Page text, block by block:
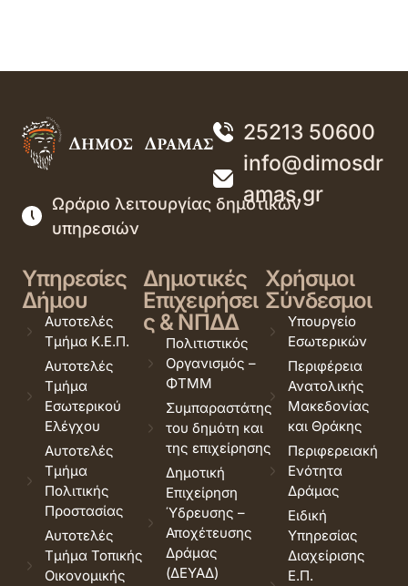
25213 50600
info@dimosdr
amas.gr
Ωράριο λειτουργίας δημοτικών
υπηρεσιών
Υπηρεσίες
Δήμου
Αυτοτελές
Τμήμα Κ.Ε.Π.
Αυτοτελές
Τμήμα
Εσωτερικού
Ελέγχου
Αυτοτελές
Τμήμα
Πολιτικής
Προστασίας
Αυτοτελές
Τμήμα Τοπικής
Οικονομικής
Δημοτικές
Επιχειρήσει
ς & ΝΠΔΔ
Πολιτιστικός
Οργανισμός –
ΦΤΜΜ
Συμπαραστάτης
του δημότη και
της επιχείρησης
Δημοτική
Επιχείρηση
Ύδρευσης –
Αποχέτευσης
Δράμας
(ΔΕΥΑΔ)
Χρήσιμοι
Σύνδεσμοι
Υπουργείο
Εσωτερικών
Περιφέρεια
Ανατολικής
Μακεδονίας
και Θράκης
Περιφερειακή
Ενότητα
Δράμας
Ειδική
Υπηρεσίας
Διαχείρισης
Ε.Π.